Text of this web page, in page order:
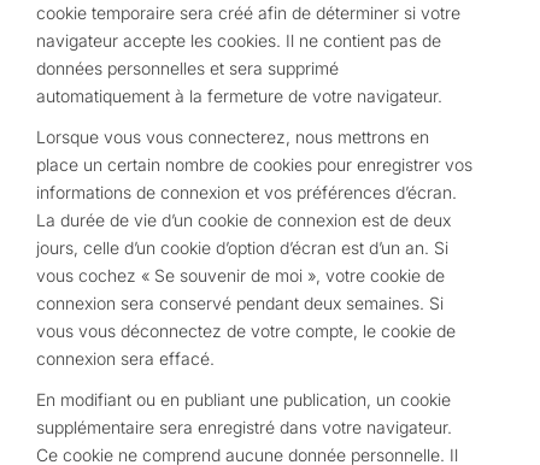
cookie temporaire sera créé afin de déterminer si votre
navigateur accepte les cookies. Il ne contient pas de
données personnelles et sera supprimé
automatiquement à la fermeture de votre navigateur.
Lorsque vous vous connecterez, nous mettrons en
place un certain nombre de cookies pour enregistrer vos
informations de connexion et vos préférences d’écran.
La durée de vie d’un cookie de connexion est de deux
jours, celle d’un cookie d’option d’écran est d’un an. Si
vous cochez « Se souvenir de moi », votre cookie de
connexion sera conservé pendant deux semaines. Si
vous vous déconnectez de votre compte, le cookie de
connexion sera effacé.
En modifiant ou en publiant une publication, un cookie
supplémentaire sera enregistré dans votre navigateur.
Ce cookie ne comprend aucune donnée personnelle. Il